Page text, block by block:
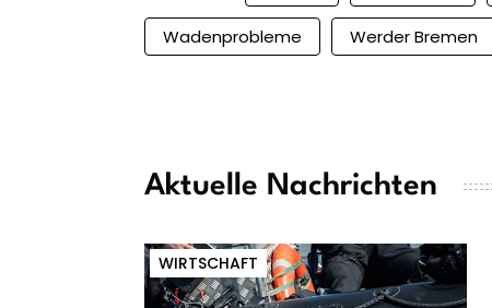
Wadenprobleme Werder Bremen
Aktuelle Nachrichten
WIRTSCHAFT